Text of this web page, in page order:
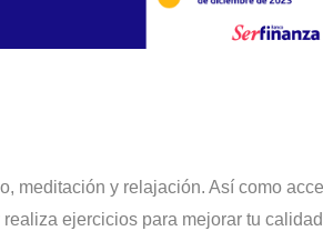
meditación y relajación. Así como
ejercicios para mejorar tu